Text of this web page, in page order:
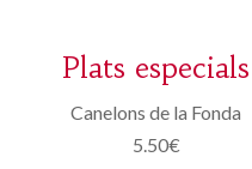
Plats especials
Canelons de la Fonda
5.50€